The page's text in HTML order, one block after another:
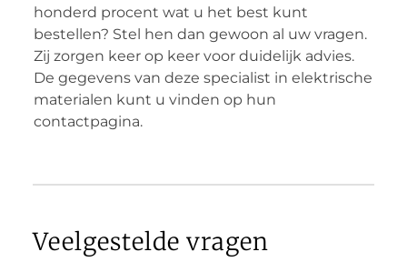
honderd procent wat u het best kunt
bestellen? Stel hen dan gewoon al uw vragen.
Zij zorgen keer op keer voor duidelijk advies.
De gegevens van deze specialist in elektrische
materialen kunt u vinden op hun
contactpagina.
Veelgestelde vragen